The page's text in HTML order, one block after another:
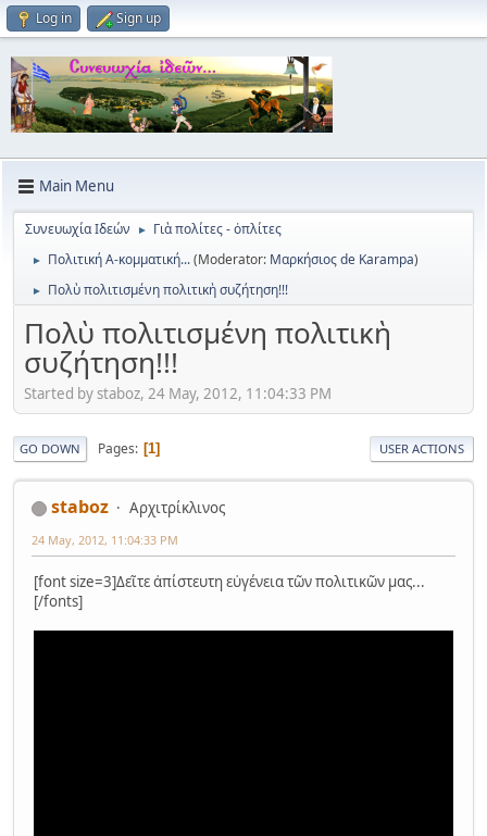
Log in Sign up
Main Menu
Συνευωχία Ιδεών ► Γιὰ πολίτες - ὀπλίτες
► Πολιτική Α-κομματική...(Moderator: Μαρκήσιος de Karampa)
► Πολὺ πολιτισμένη πολιτικὴ συζήτηση!!!
Πολὺ πολιτισμένη πολιτικὴ
συζήτηση!!!
Started by staboz, 24 May, 2012, 11:04:33 PM
GO DOWN Pages 1 USER ACTIONS
staboz Αρχιτρίκλινος
24 May, 2012, 11:04:33 PM
[font size=3]Δεῖτε ἀπίστευτη εὐγένεια τῶν πολιτικῶν μας...
[/fonts]